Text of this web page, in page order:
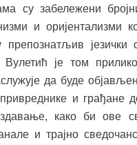
су забележени
и оријентализми
језички
је том
да буде
и грађане
како би ове
и трајно